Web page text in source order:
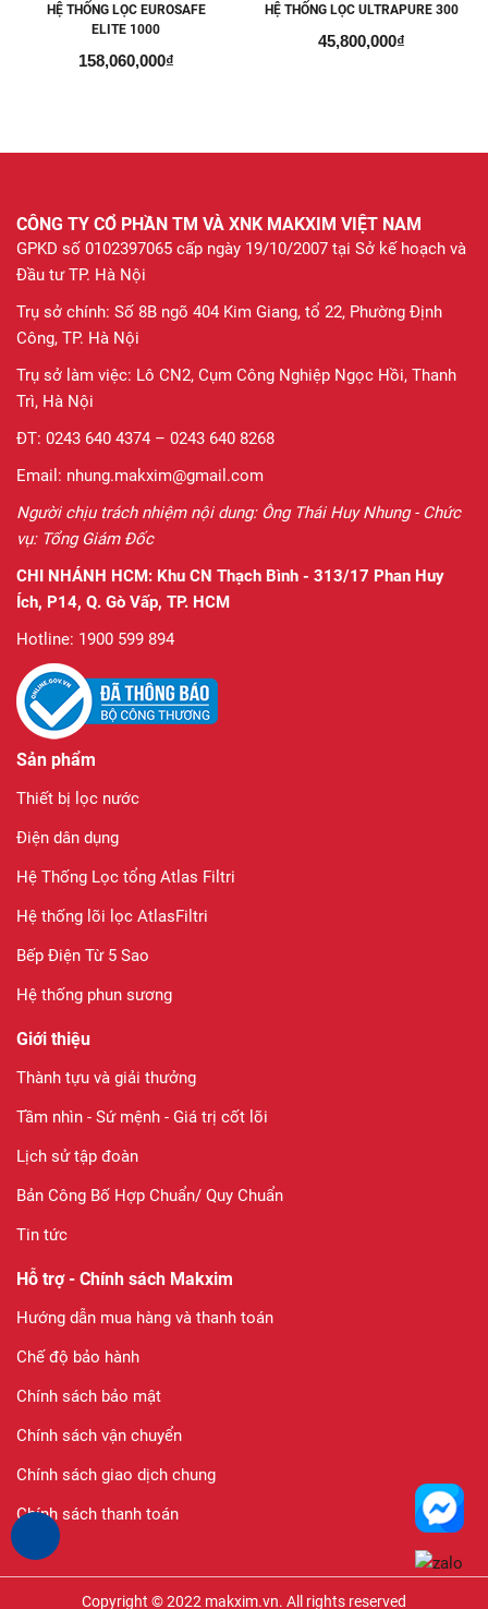
HỆ THỐNG LỌC EUROSAFE
ELITE 1000
158,060,000₫
HỆ THỐNG LỌC ULTRAPURE 300
45,800,000₫
CÔNG TY CỔ PHẦN TM VÀ XNK MAKXIM VIỆT NAM
GPKD số 0102397065 cấp ngày 19/10/2007 tại Sở kế hoạch và
Đầu tư TP. Hà Nội
Trụ sở chính: Số 8B ngõ 404 Kim Giang, tổ 22, Phường Định
Công, TP. Hà Nội
Trụ sở làm việc: Lô CN2, Cụm Công Nghiệp Ngọc Hồi, Thanh
Trì, Hà Nội
ĐT: 0243 640 4374 – 0243 640 8268
Email: nhung.makxim@gmail.com
Người chịu trách nhiệm nội dung: Ông Thái Huy Nhung - Chức
vụ: Tổng Giám Đốc
CHI NHÁNH HCM: Khu CN Thạch Bình - 313/17 Phan Huy
Ích, P14, Q. Gò Vấp, TP. HCM
Hotline: 1900 599 894
Sản phẩm
Thiết bị lọc nước
Điện dân dụng
Hệ Thống Lọc tổng Atlas Filtri
Hệ thống lõi lọc AtlasFiltri
Bếp Điện Từ 5 Sao
Hệ thống phun sương
Giới thiệu
Thành tựu và giải thưởng
Tầm nhìn - Sứ mệnh - Giá trị cốt lõi
Lịch sử tập đoàn
Bản Công Bố Hợp Chuẩn/ Quy Chuẩn
Tin tức
Hỗ trợ - Chính sách Makxim
Hướng dẫn mua hàng và thanh toán
Chế độ bảo hành
Chính sách bảo mật
Chính sách vận chuyển
Chính sách giao dịch chung
Chính sách thanh toán
Copyright © 2022 makxim.vn. All rights reserved